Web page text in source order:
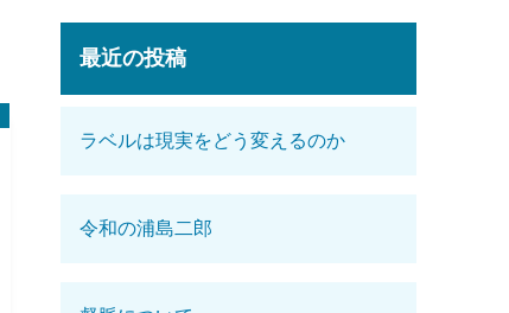
最近の投稿
ラベルは現実をどう変えるのか
令和の浦島二郎